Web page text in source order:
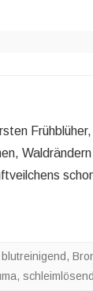
blutreinigend,
, schleimlösend